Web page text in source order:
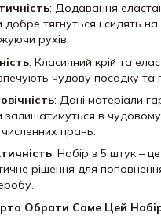
: Додавання
добре тягнуться і сидять на
рухів.
: Класичний крій та
чудову посадку та
: Дані матеріали
залишатимуться в чудовому
численних прань.
: Набір з 5 штук – це
рішення для
Обрати Саме Цей